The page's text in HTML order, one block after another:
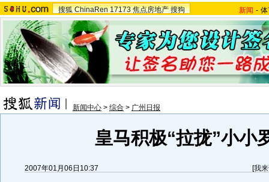
搜狐 ChinaRen 17173 焦点房地产 搜狗 新闻 -
新闻中心 > 综合 > 广州日报
皇马积极“拉拢”小小
2007年01月06日10:37 [我